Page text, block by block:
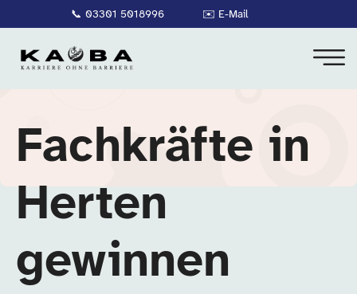
📞 03301 5018996 ✉️ E-Mail
Fachkräfte in
Herten
gewinnen